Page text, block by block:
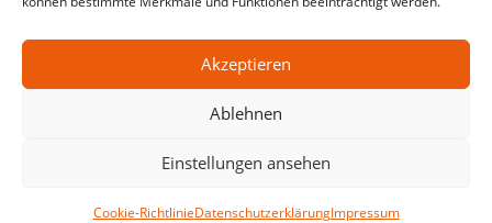
Akzeptieren
Ablehnen
Einstellungen ansehen
Cookie-RichtlinieDatenschutzerklärungImpressum
Große Auswahl an sonntags angebote baumarkt-Angeboten
Auf SonntagsDeal findest du jede Woche wechselnde
sonntags angebote baumarkt
bekommst du starke Preise, klare Auswahl und echte